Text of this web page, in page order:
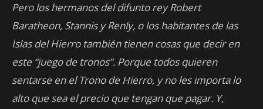
Pero los hermanos del difunto rey Robert
Baratheon, Stannis y Renly, o los habitantes de las
Islas del Hierro también tienen cosas que decir en
este “juego de tronos”. Porque todos quieren
sentarse en el Trono de Hierro, y no les importa lo
alto que sea el precio que tengan que pagar. Y,